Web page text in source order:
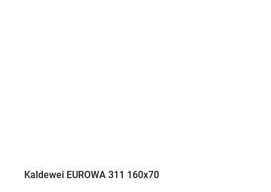
Kaldewei EUROWA 311 160x70